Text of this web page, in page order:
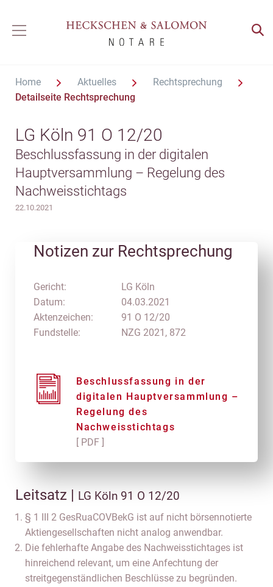
Home Aktuelles
Rechtsprechung
Detailseite Rechtsprechung
LG Köln 91 O 12/20
Beschlussfassung in der digitalen
Hauptversammlung – Regelung des
Nachweisstichtags
22.10.2021
Notizen zur Rechtsprechung
Gericht:
Datum:
Aktenzeichen:
Fundstelle:
LG Köln
04.03.2021
91 O 12/20
NZG 2021, 872
Beschlussfassung in der
digitalen Hauptversammlung –
Regelung des
Nachweisstichtags
[ PDF ]
Leitsatz | LG Köln 91 O 12/20
§ 1 III 2 GesRuaCOVBekG ist auf nicht börsennotierte
Aktiengesellschaften nicht analog anwendbar.
Die fehlerhafte Angabe des Nachweisstichtages ist
hinreichend relevant, um eine Anfechtung der
streitgegenständlichen Beschlüsse zu begründen.